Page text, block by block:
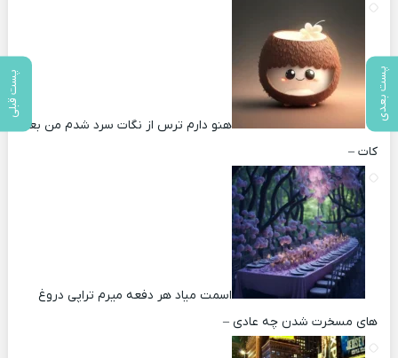
پست بعدی پست قبلی
هنو دارم ترس از نگات سرد شدم من بعد
کات –
اسمت میاد هر دفعه میرم تراپی دروغ‌
های مسخرت شدن چه عادی –